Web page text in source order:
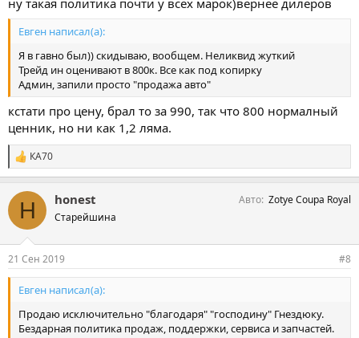
ну такая политика почти у всех марок)вернее дилеров
Евген написал(а):
Я в гавно был)) скидываю, вообщем. Неликвид жуткий
Трейд ин оценивают в 800к. Все как под копирку
Админ, запили просто "продажа авто"
кстати про цену, брал то за 990, так что 800 нормалный
ценник, но ни как 1,2 ляма.
С
и
п
т
КА70
H honest
Старейшина
Авто Zotye Coupa Royal
21 Сен 2019 #8
Евген написал(а):
Продаю исключительно "благодаря" "господину" Гнездюку.
Бездарная политика продаж, поддержки, сервиса и запчастей.